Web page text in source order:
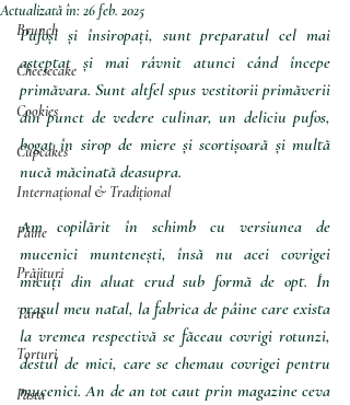
Brunch
Cheesecake
Cookies
Cupcakes
Internațional & Tradițional
Pâine
Prăjituri
Tarte
Torturi
Pasta
Actualizată în:26 feb. 2025
Pufoși și însiropați, sunt preparatul cel mai
așteptat și mai râvnit atunci când începe
primăvara. Sunt altfel spus vestitorii primăverii
din punct de vedere culinar, un deliciu pufos,
bogat în sirop de miere și scortișoară și multă
nucă măcinată deasupra.
Am copilărit în schimb cu versiunea de
mucenici muntenești, însă nu acei covrigei
micuți din aluat crud sub formă de opt. În
orașul meu natal, la fabrica de pâine care exista
la vremea respectivă se făceau covrigi rotunzi,
destul de mici, care se chemau covrigei pentru
mucenici. An de an tot caut prin magazine ceva